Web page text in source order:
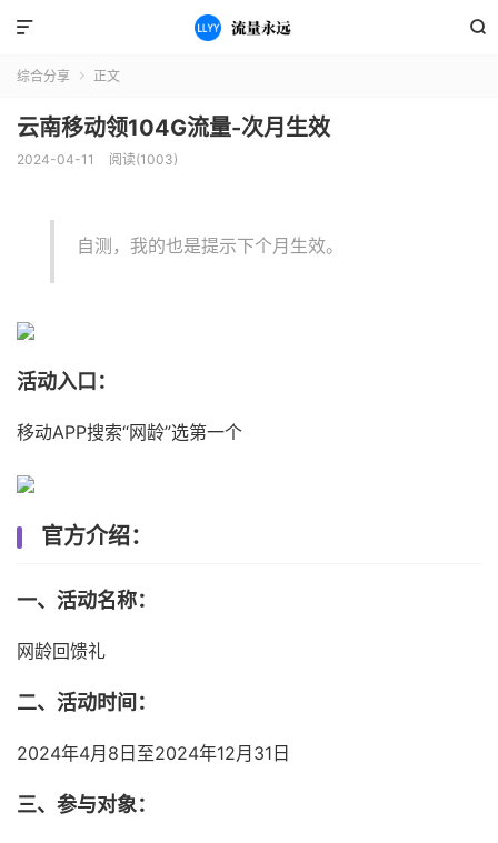


综合分享  正文
云南移动领104G流量-次月生效
2024-04-11 阅读(1003)
自测，我的也是提示下个月生效。
活动入口：
移动APP搜索“网龄”选第一个
官方介绍：
一、活动名称：
网龄回馈礼
二、活动时间：
2024年4月8日至2024年12月31日
三、参与对象：